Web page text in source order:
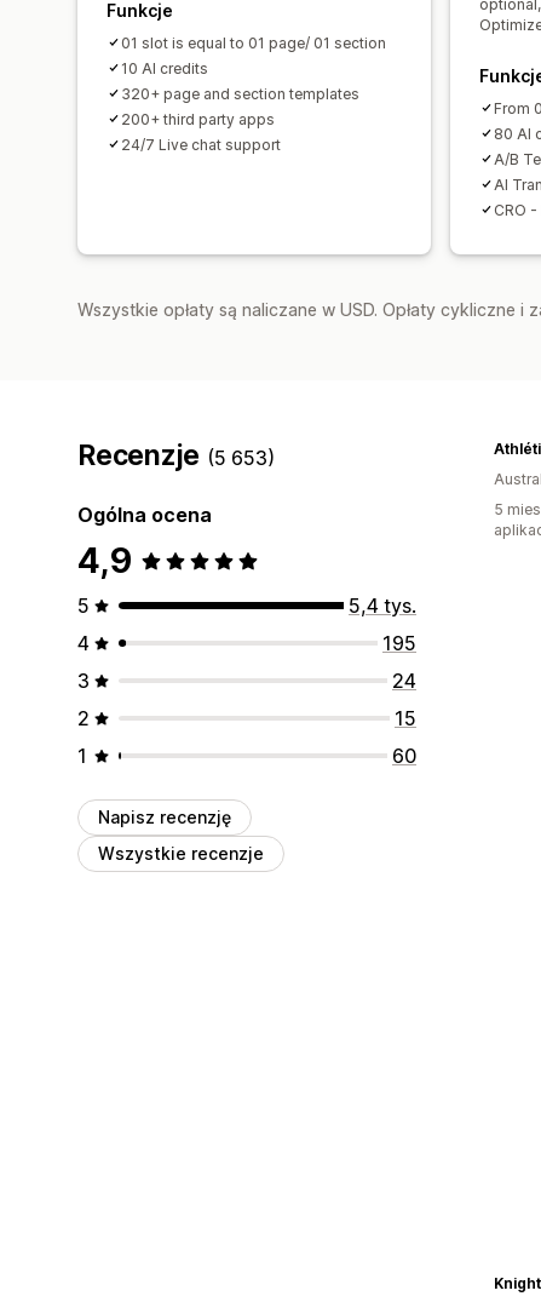
Funkcje
01 slot is equal to 01 page/ 01 section
10 AI credits
320+ page and section templates
200+ third party apps
24/7 Live chat support
From
80 AI
A/B
AI
CRO
Wszystkie opłaty są naliczane w USD. Opłaty cykliczne
Recenzje (5 653)
Ogólna ocena
4,9
5
5,4 tys.
4
195
3
24
2
15
1
60
Napisz recenzję
Wszystkie recenzje
5